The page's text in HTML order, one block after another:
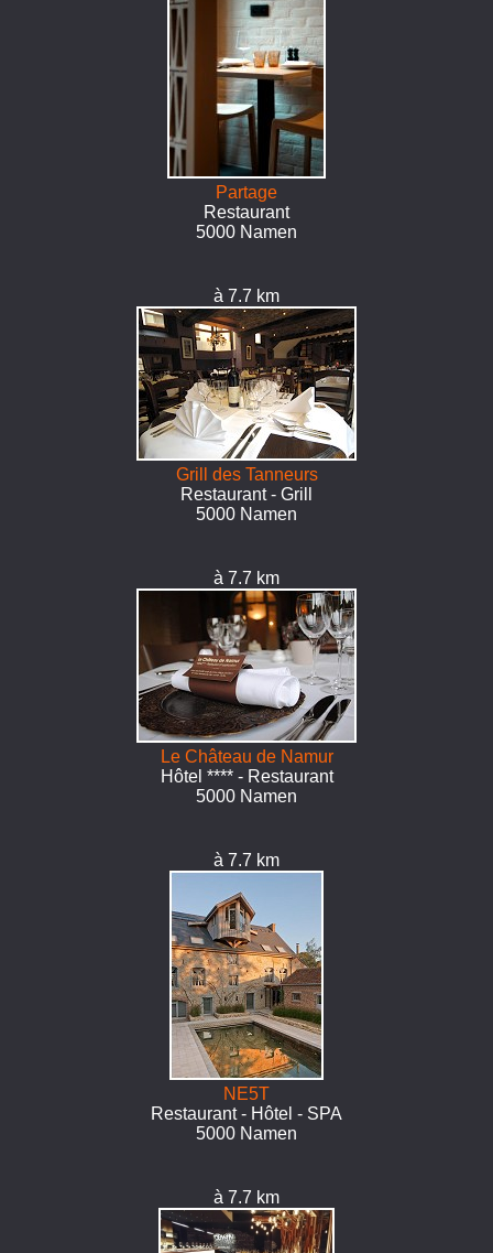
Partage
Restaurant
5000 Namen
à 7.7 km
Grill des Tanneurs
Restaurant - Grill
5000 Namen
à 7.7 km
Le Château de Namur
Hôtel **** - Restaurant
5000 Namen
à 7.7 km
NE5T
Restaurant - Hôtel - SPA
5000 Namen
à 7.7 km